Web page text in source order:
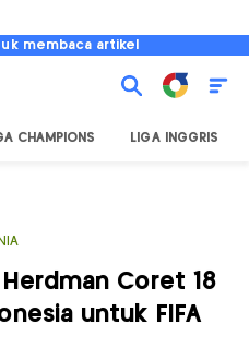
membaca artikel
CHAMPIONS LIGA INGGRIS
Herdman Coret 18
untuk FIFA